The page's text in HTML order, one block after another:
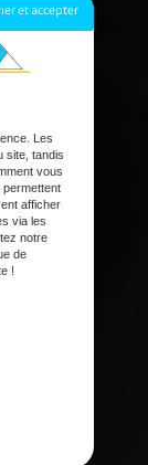
et accepter
Les
site, tandis
vous
permettent
afficher
via les
notre
de
!